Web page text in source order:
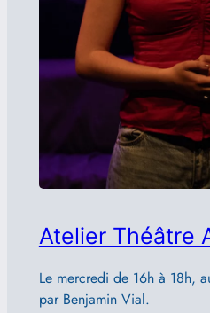
Atelier Théâtre
Le mercredi de 16h à 18h,
par Benjamin Vial.